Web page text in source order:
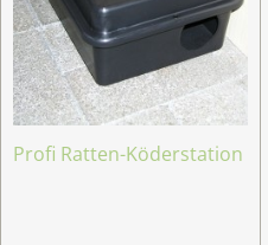
Profi Ratten-Köderstation